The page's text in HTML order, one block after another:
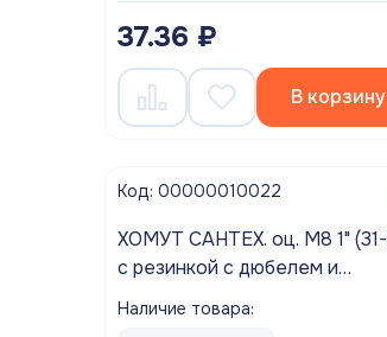
37.36 ₽
В корзину
Код: 00000010022
ХОМУТ САНТЕХ. оц. М8 1" (31-35)
с резинкой с дюбелем и
шурупом (10/140)
Наличие товара: